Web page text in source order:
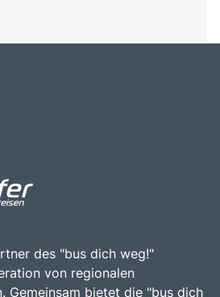
des "bus dich weg!"
von regionalen
Gemeinsam bietet die "bus dich